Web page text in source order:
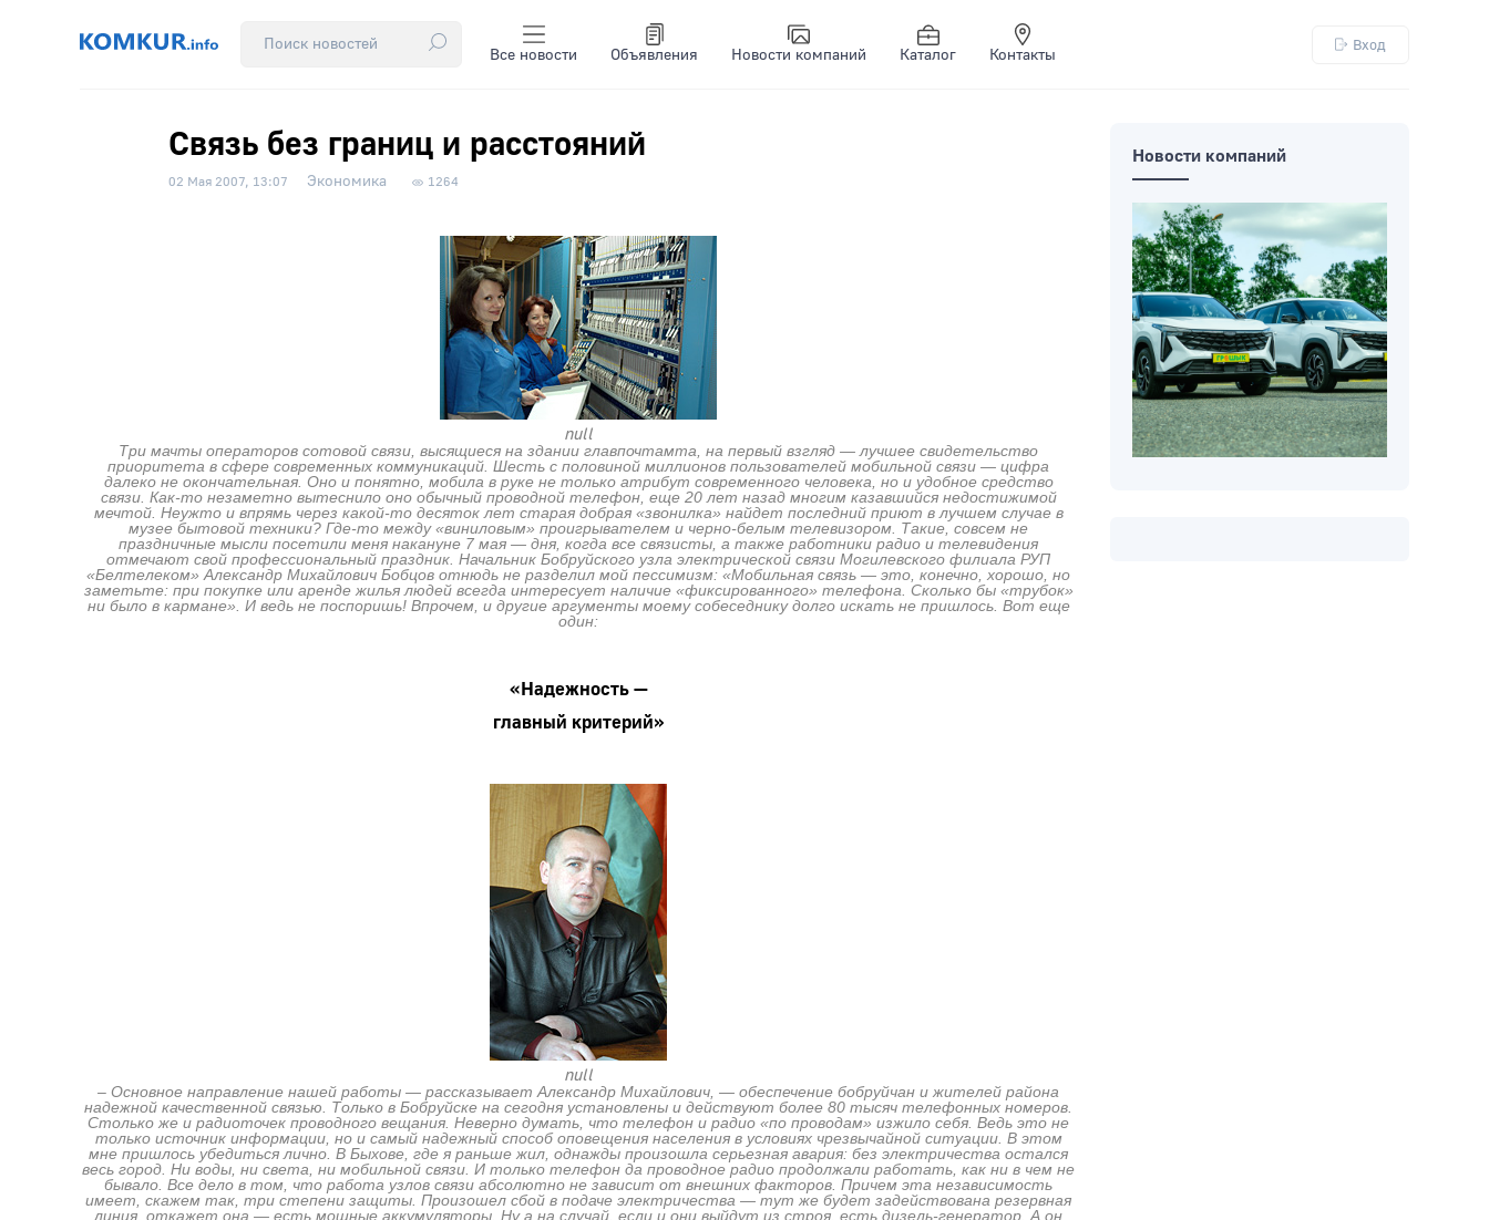
Все новости Объявления Новости компаний Каталог Контакты
Вход
Связь без границ и расстояний
02 Мая 2007, 13:07 Экономика 1264
null
Три мачты операторов сотовой связи, высящиеся на здании главпочтамта, на первый взгляд — лучшее свидетельство
приоритета в сфере современных коммуникаций. Шесть с половиной миллионов пользователей мобильной связи — цифра
далеко не окончательная. Оно и понятно, мобила в руке не только атрибут современного человека, но и удобное средство
связи. Как-то незаметно вытеснило оно обычный проводной телефон, еще 20 лет назад многим казавшийся недостижимой
мечтой. Неужто и впрямь через какой-то десяток лет старая добрая «звонилка» найдет последний приют в лучшем случае в
музее бытовой техники? Где-то между «виниловым» проигрывателем и черно-белым телевизором. Такие, совсем не
праздничные мысли посетили меня накануне 7 мая — дня, когда все связисты, а также работники радио и телевидения
отмечают свой профессиональный праздник. Начальник Бобруйского узла электрической связи Могилевского филиала РУП
«Белтелеком» Александр Михайлович Бобцов отнюдь не разделил мой пессимизм: «Мобильная связь — это, конечно, хорошо, но
заметьте: при покупке или аренде жилья людей всегда интересует наличие «фиксированного» телефона. Сколько бы «трубок»
ни было в кармане». И ведь не поспоришь! Впрочем, и другие аргументы моему собеседнику долго искать не пришлось. Вот еще
один:
«Надежность —
главный критерий»
null
– Основное направление нашей работы — рассказывает Александр Михайлович, — обеспечение бобруйчан и жителей района
надежной качественной связью. Только в Бобруйске на сегодня установлены и действуют более 80 тысяч телефонных номеров.
Столько же и радиоточек проводного вещания. Неверно думать, что телефон и радио «по проводам» изжило себя. Ведь это не
только источник информации, но и самый надежный способ оповещения населения в условиях чрезвычайной ситуации. В этом
мне пришлось убедиться лично. В Быхове, где я раньше жил, однажды произошла серьезная авария: без электричества остался
весь город. Ни воды, ни света, ни мобильной связи. И только телефон да проводное радио продолжали работать, как ни в чем не
бывало. Все дело в том, что работа узлов связи абсолютно не зависит от внешних факторов. Причем эта независимость
имеет, скажем так, три степени защиты. Произошел сбой в подаче электричества — тут же будет задействована резервная
линия, откажет она — есть мощные аккумуляторы. Ну а на случай, если и они выйдут из строя, есть дизель-генератор. А он
Новости компаний